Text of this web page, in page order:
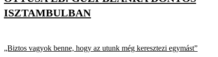
ISZTAMBULBAN
„Biztos vagyok benne, hogy az utunk még keresztezi egymást”